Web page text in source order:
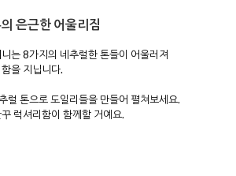
은근한 어울리짐
는 8가지의 네추럴한 톤들이 어울러져
을 지닙니다.
럴 톤으로 도일리들을 만들어 펼쳐보세요.
럭셔리함이 함께할 거예요.